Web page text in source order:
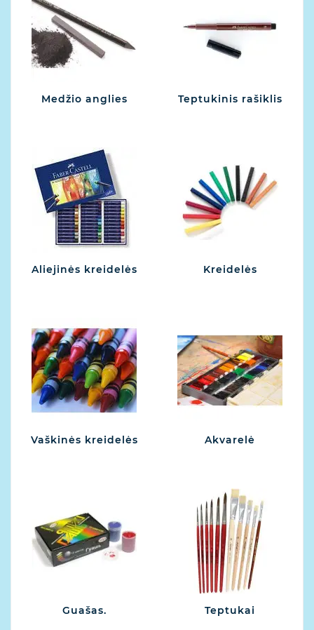
Medžio anglies Teptukinis rašiklis
Aliejinės kreidelės Kreidelės
Vaškinės kreidelės Akvarelė
Guašas. Teptukai